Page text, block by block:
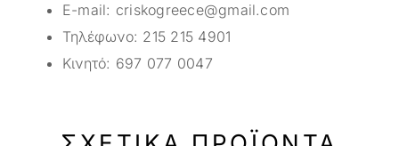
E-mail: criskogreece@gmail.com
Τηλέφωνο: 215 215 4901
Κινητό: 697 077 0047